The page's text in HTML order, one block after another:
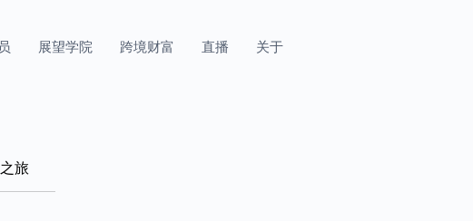
展望学院 跨境财富 直播 关于
旅